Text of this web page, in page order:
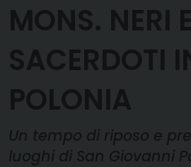
MONS. NERI
SACERDOTI
POLONIA
Un tempo di riposo e
luoghi di San Giovanni